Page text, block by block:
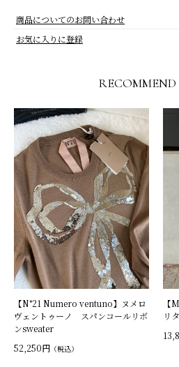
商品についてのお問い合わせ
お気に入りに登録
RECOMMEND
【N°21 Numero ventuno】ヌメロ
ヴェントゥーノ スパンコールリボ
ンsweater
52,250円 （税込）
【
リ